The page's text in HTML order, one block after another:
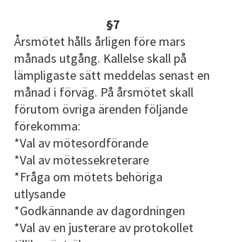
§7
Årsmötet hålls årligen före mars
månads utgång. Kallelse skall på
lämpligaste sätt meddelas senast en
månad i förväg. På årsmötet skall
förutom övriga ärenden följande
förekomma:
*Val av mötesordförande
*Val av mötessekreterare
*Fråga om mötets behöriga
utlysande
*Godkännande av dagordningen
*Val av en justerare av protokollet